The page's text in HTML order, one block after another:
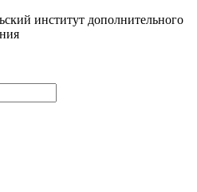
институт дополнительного